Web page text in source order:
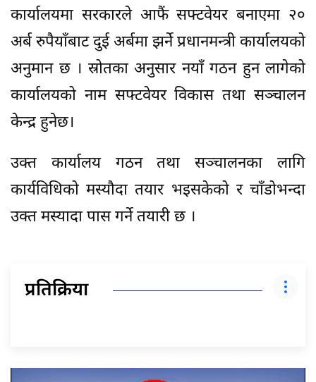
कार्यालयमा सरकारले आफैं सफ्टवेयर बनाएमा २०
अर्ब रुपैयाँबाट दुई अर्बमा झर्ने प्रधानमन्त्री कार्यालयको
अनुमान छ । स्रोतका अनुसार नयाँ गठन हुन लागेको
कार्यालयको नाम सफ्टवेयर विकास तथा सञ्चालन
केन्द्र हुनेछ।
उक्त कार्यालय गठन तथा सञ्चालनका लागि
कार्यविधिको मस्यौदा तयार भइसकेको र चाँडोभन्दा
उक्त मस्यादा पास गर्ने तयारी छ ।
प्रतिक्रिया